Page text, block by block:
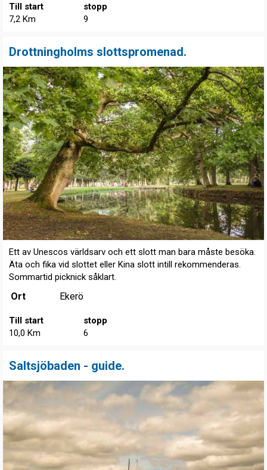
Till start
7,2 Km
stopp
9
Drottningholms slottspromenad.
Ett av Unescos världsarv och ett slott man bara måste besöka.
Äta och fika vid slottet eller Kina slott intill rekommenderas.
Sommartid picknick såklart.
Ort Ekerö
Till start
10,0 Km
stopp
6
Saltsjöbaden - guide.